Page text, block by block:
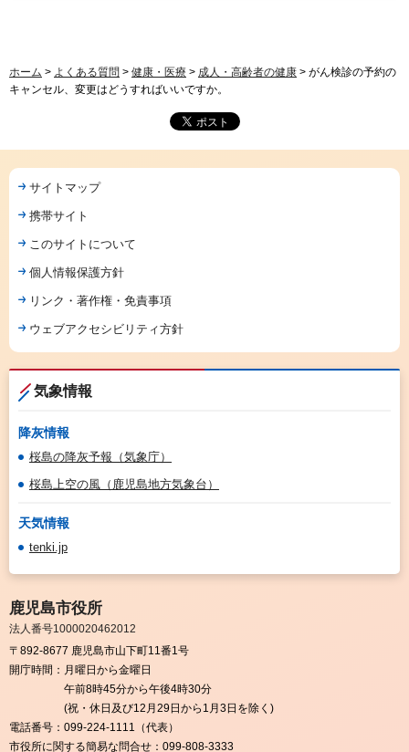
ホーム > よくある質問 > 健康・医療 > 成人・高齢者の健康 > がん検診の予約の
キャンセル、変更はどうすればいいですか。
サイトマップ
携帯サイト
このサイトについて
個人情報保護方針
リンク・著作権・免責事項
ウェブアクセシビリティ方針
気象情報
降灰情報
桜島の降灰予報（気象庁）
桜島上空の風（鹿児島地方気象台）
天気情報
tenki.jp
鹿児島市役所
法人番号1000020462012
〒892-8677 鹿児島市山下町11番1号
開庁時間： 月曜日から金曜日
午前8時45分から午後4時30分
(祝・休日及び12月29日から1月3日を除く)
電話番号： 099-224-1111（代表）
市役所に関する簡易な問合せ： 099-808-3333